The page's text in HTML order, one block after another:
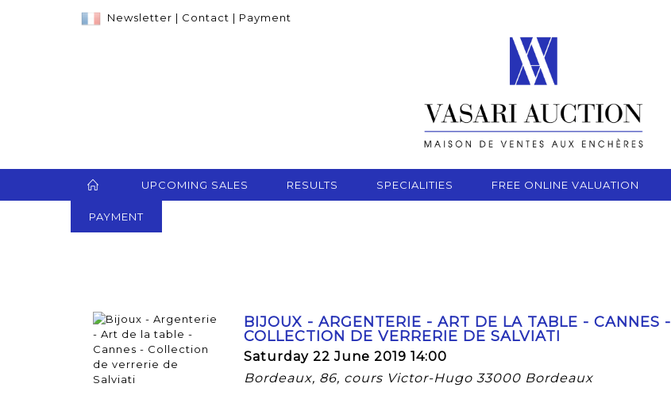
Newsletter | Contact | Payment
UPCOMING SALES RESULTS SPECIALITIES FREE ONLINE VALUATION
PAYMENT
BIJOUX - ARGENTERIE - ART DE LA TABLE - CANNES -
COLLECTION DE VERRERIE DE SALVIATI
Saturday 22 June 2019 14:00
Bordeaux, 86, cours Victor-Hugo 33000 Bordeaux